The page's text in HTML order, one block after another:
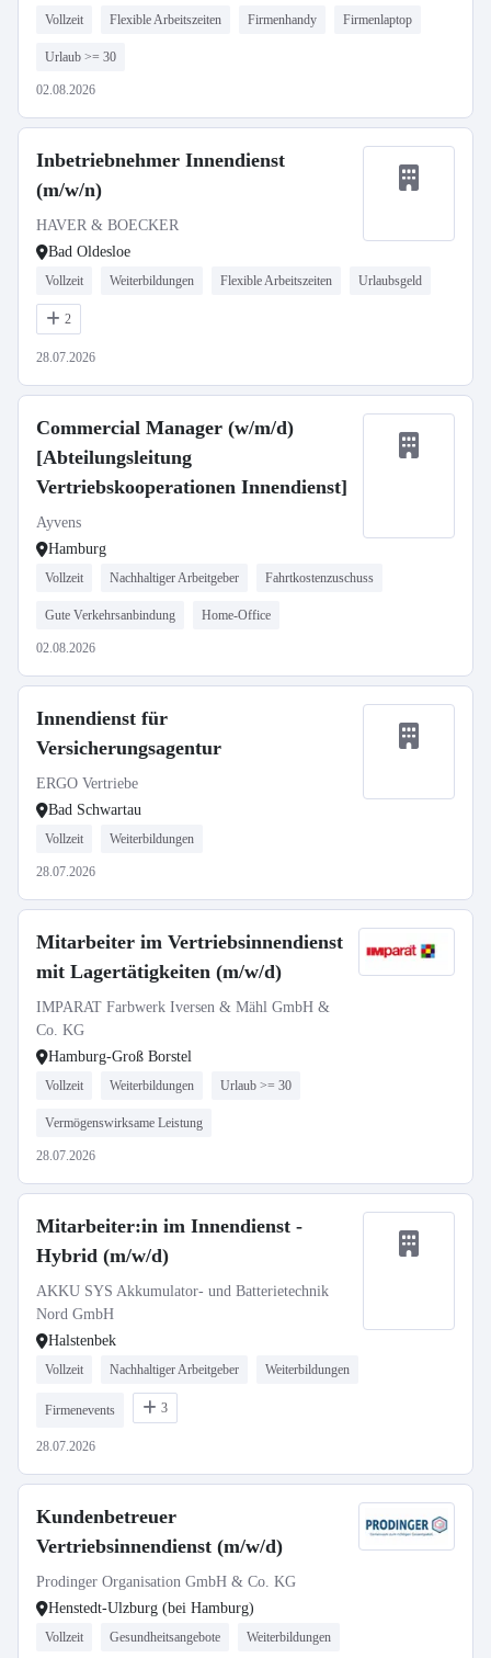
Vollzeit Flexible Arbeitszeiten Firmenhandy Firmenlaptop
Urlaub >= 30
02.08.2026
Inbetriebnehmer Innendienst
(m/w/n)
HAVER & BOECKER
Bad Oldesloe
Vollzeit Weiterbildungen Flexible Arbeitszeiten Urlaubsgeld
2
28.07.2026
Commercial Manager (w/m/d)
[Abteilungsleitung
Vertriebskooperationen Innendienst]
Ayvens
Hamburg
Vollzeit Nachhaltiger Arbeitgeber Fahrtkostenzuschuss
Gute Verkehrsanbindung Home-Office
02.08.2026
Innendienst für
Versicherungsagentur
ERGO Vertriebe
Bad Schwartau
Vollzeit Weiterbildungen
28.07.2026
Mitarbeiter im Vertriebsinnendienst
mit Lagertätigkeiten (m/w/d)
IMPARAT Farbwerk Iversen & Mähl GmbH &
Co. KG
Hamburg-Groß Borstel
Vollzeit Weiterbildungen Urlaub >= 30
Vermögenswirksame Leistung
28.07.2026
Mitarbeiter:in im Innendienst -
Hybrid (m/w/d)
AKKU SYS Akkumulator- und Batterietechnik
Nord GmbH
Halstenbek
Vollzeit Nachhaltiger Arbeitgeber Weiterbildungen
Firmenevents 3
28.07.2026
Kundenbetreuer
Vertriebsinnendienst (m/w/d)
Prodinger Organisation GmbH & Co. KG
Henstedt-Ulzburg (bei Hamburg)
Vollzeit Gesundheitsangebote Weiterbildungen